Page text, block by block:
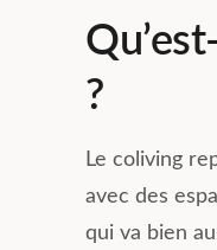
?
Le coliving
avec des
qui va bien